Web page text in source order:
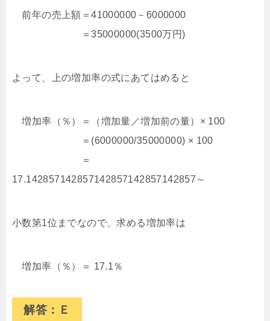
前年の売上額＝41000000－6000000
＝35000000(3500万円)
よって、上の増加率の式にあてはめると
増加率（％）＝（増加量／増加前の量）× 100
＝(6000000/35000000) × 100
＝
17.142857142857142857142857142857～
小数第1位までなので、求める増加率は
増加率（％）＝ 17.1％
解答：Ｅ